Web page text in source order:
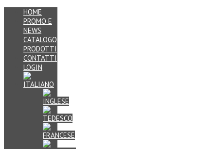
HOME
PROMO E
NEWS
CATALOGO
PRODOTTI
CONTATTI
LOGIN